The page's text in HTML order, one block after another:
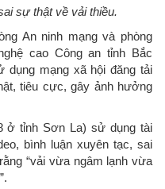
sự thật về vải thiều.
An ninh mạng và phòng
cao Công an tỉnh Bắc
dụng mạng xã hội đăng tải
tiêu cực, gây ảnh hưởng
ở tỉnh Sơn La) sử dụng tài
bình luận xuyên tạc, sai
“vải vừa ngâm lạnh vừa